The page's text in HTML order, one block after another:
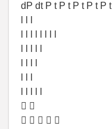
dP dt P t P t P t P t P t
 
    